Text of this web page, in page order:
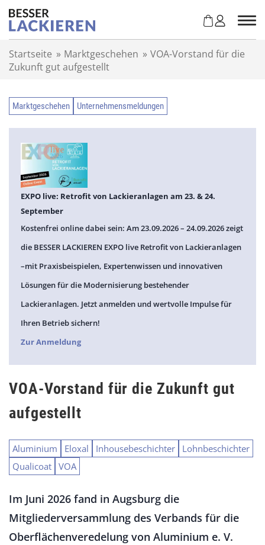
Startseite » Marktgeschehen » VOA-Vorstand für die
Zukunft gut aufgestellt
Marktgeschehen Unternehmensmeldungen
EXPO live: Retrofit von Lackieranlagen am 23. & 24.
September
Kostenfrei online dabei sein: Am 23.09.2026 – 24.09.2026 zeigt
die BESSER LACKIEREN EXPO live Retrofit von Lackieranlagen
–mit Praxisbeispielen, Expertenwissen und innovativen
Lösungen für die Modernisierung bestehender
Lackieranlagen. Jetzt anmelden und wertvolle Impulse für
Ihren Betrieb sichern!
Zur Anmeldung
VOA-Vorstand für die Zukunft gut
aufgestellt
Aluminium Eloxal Inhousebeschichter
Lohnbeschichter
Qualicoat VOA
Im Juni 2026 fand in Augsburg die
Mitgliederversammlung des Verbands für die
Oberflächenveredelung von Aluminium e. V.